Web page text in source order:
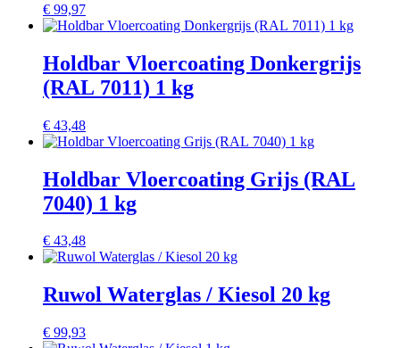
€ 99,97
Holdbar Vloercoating Donkergrijs
(RAL 7011) 1 kg
€ 43,48
Holdbar Vloercoating Grijs (RAL
7040) 1 kg
€ 43,48
Ruwol Waterglas / Kiesol 20 kg
€ 99,93